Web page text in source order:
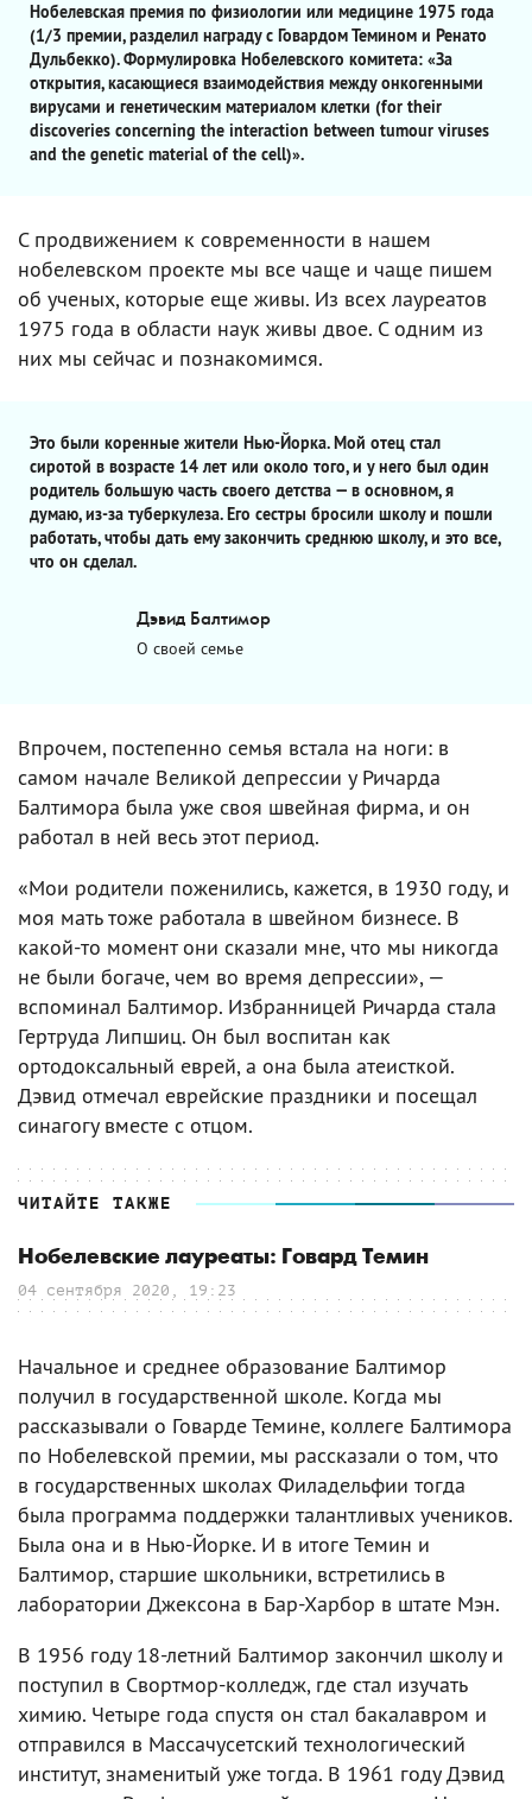
Нобелевская премия по физиологии или медицине 1975 года
(1/3 премии, разделил награду с Говардом Темином и Ренато
Дульбекко). Формулировка Нобелевского комитета: «За
открытия, касающиеся взаимодействия между онкогенными
вирусами и генетическим материалом клетки (for their
discoveries concerning the interaction between tumour viruses
and the genetic material of the cell)».
С продвижением к современности в нашем
нобелевском проекте мы все чаще и чаще пишем
об ученых, которые еще живы. Из всех лауреатов
1975 года в области наук живы двое. C одним из
них мы сейчас и познакомимся.
Это были коренные жители Нью-Йорка. Мой отец стал
сиротой в возрасте 14 лет или около того, и у него был один
родитель большую часть своего детства — в основном, я
думаю, из-за туберкулеза. Его сестры бросили школу и пошли
работать, чтобы дать ему закончить среднюю школу, и это все,
что он сделал.
Дэвид Балтимор
О своей семье
Впрочем, постепенно семья встала на ноги: в
самом начале Великой депрессии у Ричарда
Балтимора была уже своя швейная фирма, и он
работал в ней весь этот период.
«Мои родители поженились, кажется, в 1930 году, и
моя мать тоже работала в швейном бизнесе. В
какой-то момент они сказали мне, что мы никогда
не были богаче, чем во время депрессии», —
вспоминал Балтимор. Избранницей Ричарда стала
Гертруда Липшиц. Он был воспитан как
ортодоксальный еврей, а она была атеисткой.
Дэвид отмечал еврейские праздники и посещал
синагогу вместе с отцом.
ЧИТАЙТЕ ТАКЖЕ
Нобелевские лауреаты: Говард Темин
04 сентября 2020, 19:23
Начальное и среднее образование Балтимор
получил в государственной школе. Когда мы
рассказывали о Говарде Темине, коллеге Балтимора
по Нобелевской премии, мы рассказали о том, что
в государственных школах Филадельфии тогда
была программа поддержки талантливых учеников.
Была она и в Нью-Йорке. И в итоге Темин и
Балтимор, старшие школьники, встретились в
лаборатории Джексона в Бар-Харбор в штате Мэн.
В 1956 году 18-летний Балтимор закончил школу и
поступил в Свортмор-колледж, где стал изучать
химию. Четыре года спустя он стал бакалавром и
отправился в Массачусетский технологический
институт, знаменитый уже тогда. В 1961 году Дэвид